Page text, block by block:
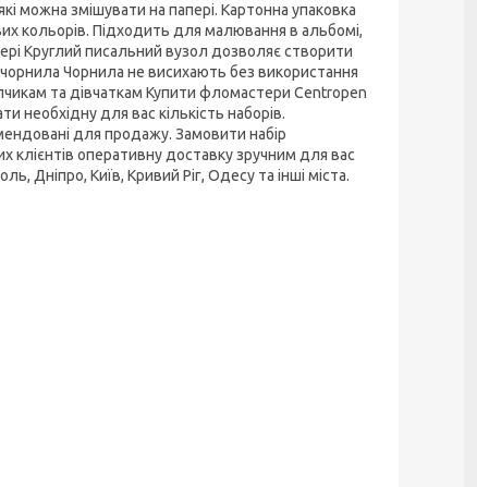
можна змішувати на папері. Картонна упаковка
кольорів. Підходить для малювання в альбомі,
Круглий писальний вузол дозволяє створити
Чорнила не висихають без використання
та дівчаткам Купити фломастери Centropen
для вас кількість наборів.
для продажу. Замовити набір
оперативну доставку зручним для вас
Дніпро, Київ, Кривий Ріг, Одесу та інші міста.